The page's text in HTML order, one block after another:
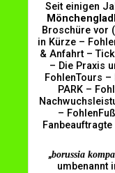
Seit einigen
Broschüre vor
in Kürze –
& Anfahrt –
– Die Praxis
FohlenTours –
PARK –
–
„borussia
umbenannt